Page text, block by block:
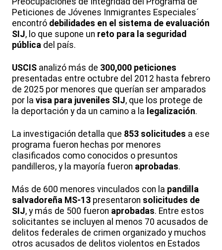
Peticiones de Jóvenes Inmigrantes Especiales´
encontró debilidades en el sistema de evaluación
SIJ, lo que supone un reto para la seguridad
pública del país.
USCIS analizó más de 300,000 peticiones
presentadas entre octubre del 2012 hasta febrero
de 2025 por menores que querían ser amparados
por la visa para juveniles SIJ, que los protege de
la deportación y da un camino a la legalización.
La investigación detalla que 853 solicitudes a ese
programa fueron hechas por menores
clasificados como conocidos o presuntos
pandilleros, y la mayoría fueron aprobadas.
Más de 600 menores vinculados con la pandilla
salvadoreña MS-13 presentaron solicitudes de
SIJ, y más de 500 fueron aprobadas. Entre estos
solicitantes se incluyen al menos 70 acusados de
delitos federales de crimen organizado y muchos
otros acusados de delitos violentos en Estados